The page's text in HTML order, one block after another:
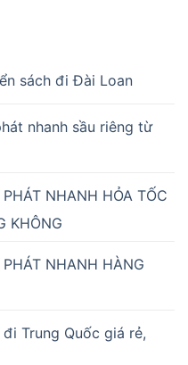
sách đi Đài Loan
nhanh sầu riêng từ
NHANH HỎA TỐC
KHÔNG
NHANH HÀNG
Trung Quốc giá rẻ,